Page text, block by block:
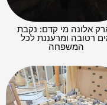
אלונה מי קדם: נקבת
רטובה ומרעננת לכל
המשפחה